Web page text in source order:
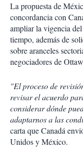
La propuesta de
concordancia con
ampliar la vigencia
tiempo, además de
sobre aranceles
negociadores de
"El proceso de
revisar el acuerdo
considerar dónde
adaptarnos a las
carta que Canadá
Unidos y México.